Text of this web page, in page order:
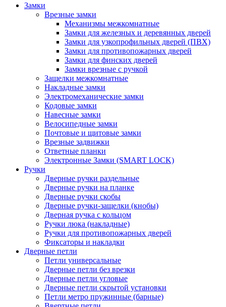
Замки
Врезные замки
Механизмы межкомнатные
Замки для железных и деревянных дверей
Замки для узкопрофильных дверей (ПВХ)
Замки для противопожарных дверей
Замки для финских дверей
Замки врезные с ручкой
Защелки межкомнатные
Накладные замки
Электромеханические замки
Кодовые замки
Навесные замки
Велосипедные замки
Почтовые и щитовые замки
Врезные задвижки
Ответные планки
Электронные Замки (SMART LOCK)
Ручки
Дверные ручки раздельные
Дверные ручки на планке
Дверные ручки скобы
Дверные ручки-защелки (кнобы)
Дверная ручка с кольцом
Ручки люка (накладные)
Ручки для противопожарных дверей
Фиксаторы и накладки
Дверные петли
Петли универсальные
Дверные петли без врезки
Дверные петли угловые
Дверные петли скрытой установки
Петли метро пружинные (барные)